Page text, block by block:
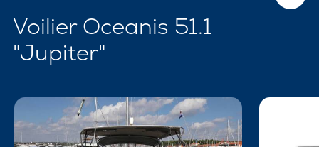
Voilier Oceanis 51.1
"Jupiter"